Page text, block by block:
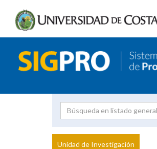
Proyecto
Unidad de Investigación